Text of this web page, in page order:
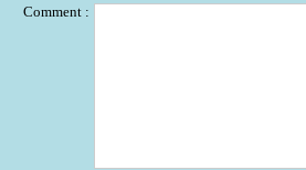
Comment :